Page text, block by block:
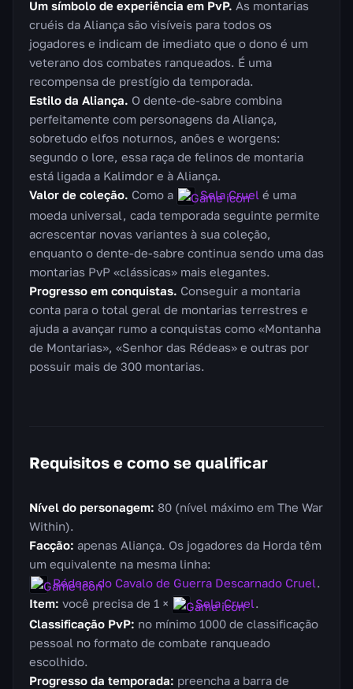
Um símbolo de experiência em PvP. As montarias
cruéis da Aliança são visíveis para todos os
jogadores e indicam de imediato que o dono é um
veterano dos combates ranqueados. É uma
recompensa de prestígio da temporada.
Estilo da Aliança. O dente-de-sabre combina
perfeitamente com personagens da Aliança,
sobretudo elfos noturnos, anões e worgens:
segundo o lore, essa raça de felinos de montaria
está ligada a Kalimdor e à Aliança.
Valor de coleção. Como a Sela Cruel é uma
moeda universal, cada temporada seguinte permite
acrescentar novas variantes à sua coleção,
enquanto o dente-de-sabre continua sendo uma das
montarias PvP «clássicas» mais elegantes.
Progresso em conquistas. Conseguir a montaria
conta para o total geral de montarias terrestres e
ajuda a avançar rumo a conquistas como «Montanha
de Montarias», «Senhor das Rédeas» e outras por
possuir mais de 300 montarias.
Requisitos e como se qualificar
Nível do personagem: 80 (nível máximo em The War
Within).
Facção: apenas Aliança. Os jogadores da Horda têm
um equivalente na mesma linha:
Rédeas do Cavalo de Guerra Descarnado Cruel.
Item: você precisa de 1 × Sela Cruel.
Classificação PvP: no mínimo 1000 de classificação
pessoal no formato de combate ranqueado
escolhido.
Progresso da temporada: preencha a barra de